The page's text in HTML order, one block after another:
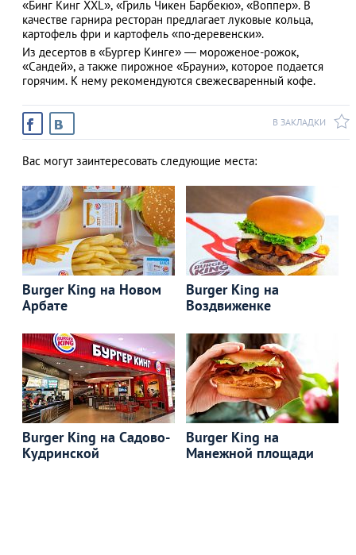
«Бинг Кинг XXL», «Гриль Чикен Барбекю», «Воппер». В
качестве гарнира ресторан предлагает луковые кольца,
картофель фри и картофель «по-деревенски».
Из десертов в «Бургер Кинге» — мороженое-рожок,
«Сандей», а также пирожное «Брауни», которое подается
горячим. К нему рекомендуются свежесваренный кофе.
В ЗАКЛАДКИ
Вас могут заинтересовать следующие места:
Burger King на Новом
Арбате
Burger King на
Воздвиженке
Burger King на Садово-
Кудринской
Burger King на
Манежной площади